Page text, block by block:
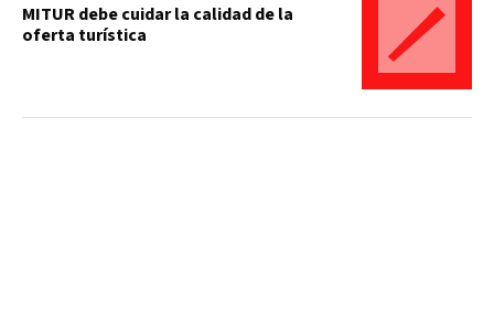
MITUR debe cuidar la calidad de la
oferta turística